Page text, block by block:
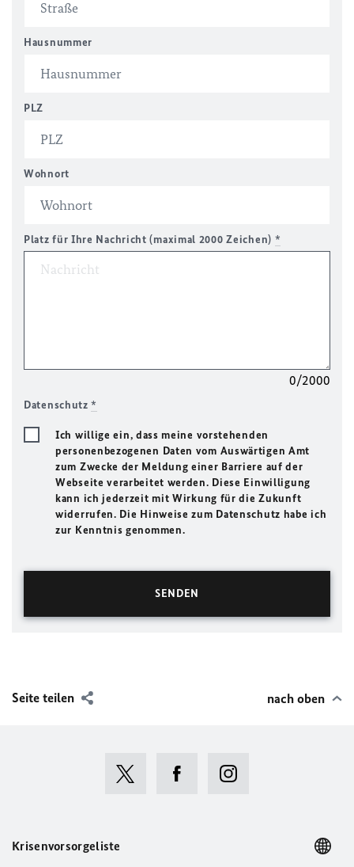
Hausnummer
PLZ
Wohnort
Platz für Ihre Nachricht (maximal 2000 Zeichen) *
0/2000
Datenschutz*
Ich willige ein, dass meine vorstehenden
personenbezogenen Daten vom Auswärtigen Amt
zum Zwecke der Meldung einer Barriere auf der
Webseite verarbeitet werden. Diese Einwilligung
kann ich jederzeit mit Wirkung für die Zukunft
widerrufen. Die Hinweise zum Datenschutz habe ich
zur Kenntnis genommen.
Seite teilen nach oben
Krisenvorsorgeliste